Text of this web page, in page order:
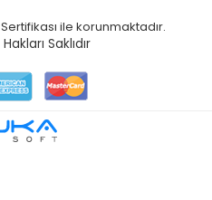
ile korunmaktadır.
Saklıdır